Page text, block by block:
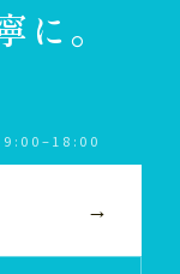
に。
9:00–18:00
→